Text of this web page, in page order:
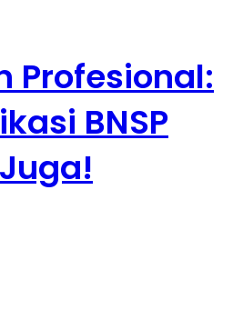
Profesional:
BNSP